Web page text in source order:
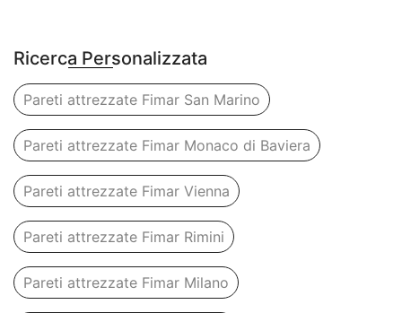
Ricerca Personalizzata
Pareti attrezzate Fimar San Marino
Pareti attrezzate Fimar Monaco di Baviera
Pareti attrezzate Fimar Vienna
Pareti attrezzate Fimar Rimini
Pareti attrezzate Fimar Milano